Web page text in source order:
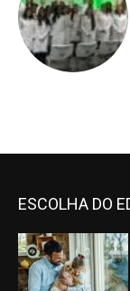
ESCOLHA DO